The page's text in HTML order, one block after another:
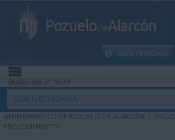
PozuelodeAlarcón
ÁREA PERSONAL
INICIO
INFORMACIÓN PÚBLICA
06/08/2026 21:08:40
SEDE ELECTRÓNICA
AYUNTAMIENTO DE POZUELO DE ALARCÓN > INICIO
PROCEDIMIENTO